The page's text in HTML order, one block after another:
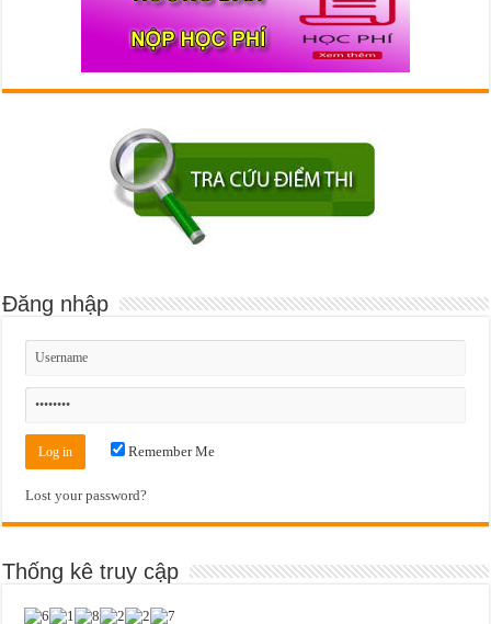
Đăng nhập
Remember Me
Lost your password?
Thống kê truy cập